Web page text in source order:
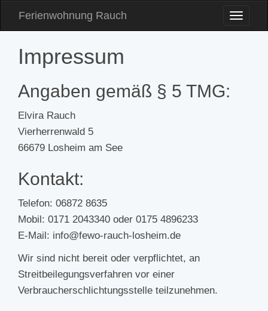
Toggle
Ferienwohnung Rauch
Impressum
Angaben gemäß § 5 TMG:
Elvira Rauch
Vierherrenwald 5
66679 Losheim am See
Kontakt:
Telefon: 06872 8635
Mobil: 0171 2043340 oder 0175 4896233
E-Mail: info@fewo-rauch-losheim.de
Wir sind nicht bereit oder verpflichtet, an
Streitbeilegungsverfahren vor einer
Verbraucherschlichtungsstelle teilzunehmen.